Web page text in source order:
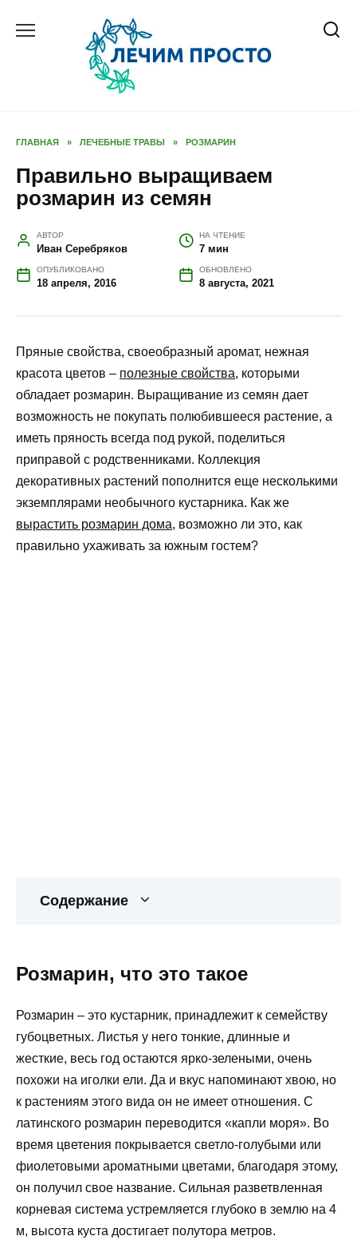
ГЛАВНАЯ » ЛЕЧЕБНЫЕ ТРАВЫ » РОЗМАРИН
Правильно выращиваем
розмарин из семян
АВТОР
Иван Серебряков
НА ЧТЕНИЕ
7 мин
ОПУБЛИКОВАНО
18 апреля, 2016
ОБНОВЛЕНО
8 августа, 2021
Пряные свойства, своеобразный аромат, нежная
красота цветов – полезные свойства, которыми
обладает розмарин. Выращивание из семян дает
возможность не покупать полюбившееся растение, а
иметь пряность всегда под рукой, поделиться
приправой с родственниками. Коллекция
декоративных растений пополнится еще несколькими
экземплярами необычного кустарника. Как же
вырастить розмарин дома, возможно ли это, как
правильно ухаживать за южным гостем?
Содержание
Розмарин, что это такое
Розмарин – это кустарник, принадлежит к семейству
губоцветных. Листья у него тонкие, длинные и
жесткие, весь год остаются ярко-зелеными, очень
похожи на иголки ели. Да и вкус напоминают хвою, но
к растениям этого вида он не имеет отношения. С
латинского розмарин переводится «капли моря». Во
время цветения покрывается светло-голубыми или
фиолетовыми ароматными цветами, благодаря этому,
он получил свое название. Сильная разветвленная
корневая система устремляется глубоко в землю на 4
м, высота куста достигает полутора метров.